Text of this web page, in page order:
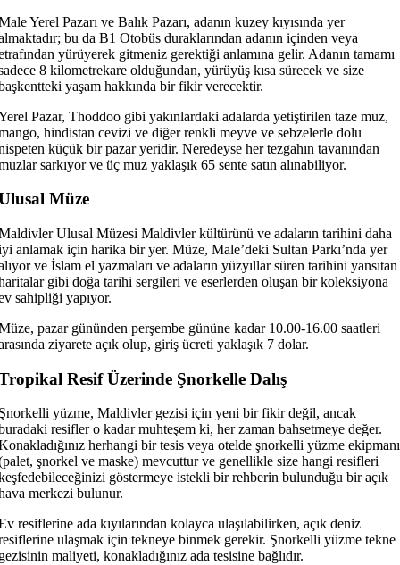
Yerel Pazarı ve Balık Pazarı, adanın kuzey kıyısında yer
bu da B1 Otobüs duraklarından adanın içinden veya
yürüyerek gitmeniz gerektiği anlamına gelir. Adanın tamamı
8 kilometrekare olduğundan, yürüyüş kısa sürecek ve size
yaşam hakkında bir fikir verecektir.
Pazar, Thoddoo gibi yakınlardaki adalarda yetiştirilen taze muz,
hindistan cevizi ve diğer renkli meyve ve sebzelerle dolu
küçük bir pazar yeridir. Neredeyse her tezgahın tavanından
sarkıyor ve üç muz yaklaşık 65 sente satın alınabiliyor.
Müze
Ulusal Müzesi Maldivler kültürünü ve adaların tarihini daha
anlamak için harika bir yer. Müze, Male’deki Sultan Parkı’nda yer
ve İslam el yazmaları ve adaların yüzyıllar süren tarihini yansıtan
gibi doğa tarihi sergileri ve eserlerden oluşan bir koleksiyona
sahipliği yapıyor.
pazar gününden perşembe gününe kadar 10.00-16.00 saatleri
ziyarete açık olup, giriş ücreti yaklaşık 7 dolar.
Resif Üzerinde Şnorkelle Dalış
yüzme, Maldivler gezisi için yeni bir fikir değil, ancak
resifler o kadar muhteşem ki, her zaman bahsetmeye değer.
herhangi bir tesis veya otelde şnorkelli yüzme ekipmanı
şnorkel ve maske) mevcuttur ve genellikle size hangi resifleri
göstermeye istekli bir rehberin bulunduğu bir açık
merkezi bulunur.
resiflerine ada kıyılarından kolayca ulaşılabilirken, açık deniz
ulaşmak için tekneye binmek gerekir. Şnorkelli yüzme tekne
maliyeti, konakladığınız ada tesisine bağlıdır.